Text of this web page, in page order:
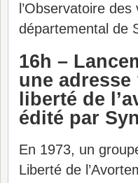
l’Observatoire
départemental de
16h –
une
liberté de
édité par
En 1973, un
Liberté de